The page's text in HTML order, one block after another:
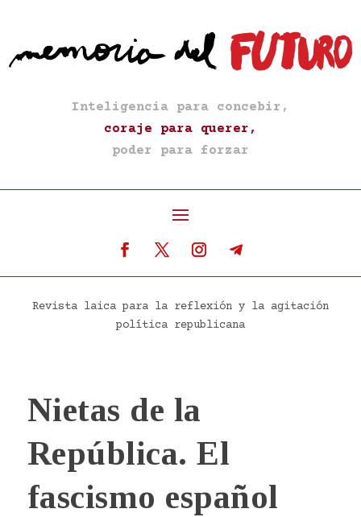
Inteligencia para concebir,
coraje para querer,
poder para forzar
Revista laica para la reflexión y la agitación
política republicana
Nietas de la
República. El
fascismo español